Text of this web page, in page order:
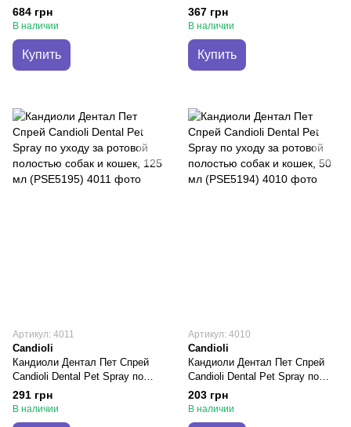
котов и собак, 15 мл (PAE5101)
684 грн
В наличии
Купить
десен собак и кошек, 50 мл
гель + Щётка на палец
367 грн
В наличии
Купить
Артикул: 4011
Candioli
Кандиоли Дентал Пет Спрей
Candioli Dental Pet Spray по
уходу за ротовой полостью
собак и кошек, 125 мл
291 грн
В наличии
Артикул: 4010
Candioli
Кандиоли Дентал Пет Спрей
Candioli Dental Pet Spray по
уходу за ротовой полостью
собак и кошек, 50 мл
203 грн
В наличии